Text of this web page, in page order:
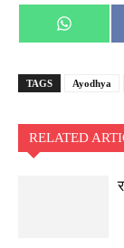
Share
on
TAGS Ayodhya
RELATED